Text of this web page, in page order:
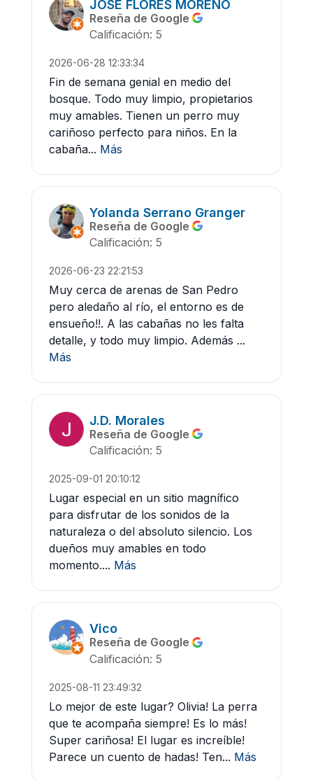
JOSÉ FLORES MORENO
Reseña de Google
Calificación: 5
2026-06-28 12:33:34
Fin de semana genial en medio del
bosque. Todo muy limpio, propietarios
muy amables. Tienen un perro muy
cariñoso perfecto para niños. En la
cabaña... Más
Yolanda Serrano Granger
Reseña de Google
Calificación: 5
2026-06-23 22:21:53
Muy cerca de arenas de San Pedro
pero aledaño al río, el entorno es de
ensueño!!. A las cabañas no les falta
detalle, y todo muy limpio. Además ...
Más
J.D. Morales
Reseña de Google
Calificación: 5
2025-09-01 20:10:12
Lugar especial en un sitio magnífico
para disfrutar de los sonidos de la
naturaleza o del absoluto silencio. Los
dueños muy amables en todo
momento.... Más
Vico
Reseña de Google
Calificación: 5
2025-08-11 23:49:32
Lo mejor de este lugar? Olivia! La perra
que te acompaña siempre! Es lo más!
Super cariñosa! El lugar es increíble!
Parece un cuento de hadas! Ten... Más